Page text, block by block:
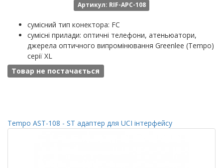
Артикул: RIF-APC-108
сумісний тип конектора: FC
сумісні прилади: оптичні телефони, атеньюатори,
джерела оптичного випромінювання Greenlee (Tempo)
серії XL
Товар не постачається
Tempo AST-108 - ST адаптер для UCI інтерфейсу